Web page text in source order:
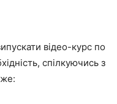
відео-курс по
спілкуючись з